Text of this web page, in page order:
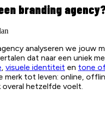
branding
analyseren we jouw
dat naar een uniek
, visuele identiteit en tone
merk tot leven: online,
overal hetzelfde voelt.